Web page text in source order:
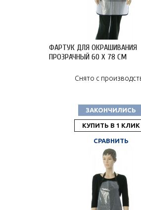
ФАРТУК ДЛЯ ОКРАШИВАНИЯ
ПРОЗРАЧНЫЙ 60 X 78 СМ
Снято с
ЗАКОНЧИЛИСЬ
КУПИТЬ В 1 КЛИК
СРАВНИТЬ